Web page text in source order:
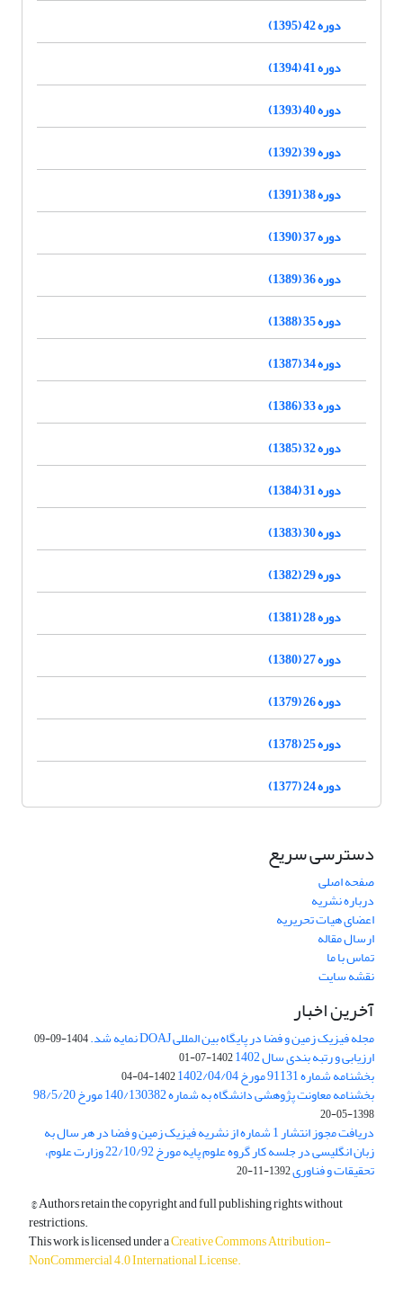
دوره 42 (1395)
دوره 41 (1394)
دوره 40 (1393)
دوره 39 (1392)
دوره 38 (1391)
دوره 37 (1390)
دوره 36 (1389)
دوره 35 (1388)
دوره 34 (1387)
دوره 33 (1386)
دوره 32 (1385)
دوره 31 (1384)
دوره 30 (1383)
دوره 29 (1382)
دوره 28 (1381)
دوره 27 (1380)
دوره 26 (1379)
دوره 25 (1378)
دوره 24 (1377)
دسترسی سریع
صفحه اصلی
درباره نشریه
اعضای هیات تحریریه
ارسال مقاله
تماس با ما
نقشه سایت
آخرین اخبار
مجله فیزیک زمین و فضا در پایگاه بین المللی DOAJ نمایه شد. 1404-09-09
ارزیابی و رتبه بندی سال 1402 1402-07-01
بخشنامه شماره 91131 مورخ 1402/04/04 1402-04-04
بخشنامه معاونت پژوهشی دانشگاه به شماره 140/130382 مورخ 98/5/20
1398-05-20
دریافت مجوز انتشار 1 شماره از نشریه فیزیک زمین و فضا در هر سال به
زبان انگلیسی در جلسه کار گروه علوم پایه مورخ 22/10/92 وزارت علوم،
تحقیقات و فناوری1392-11-20
© Authors retain the copyright and full publishing rights without
restrictions.
This work is licensed under aCreative Commons Attribution-
NonCommercial 4.0 International License.